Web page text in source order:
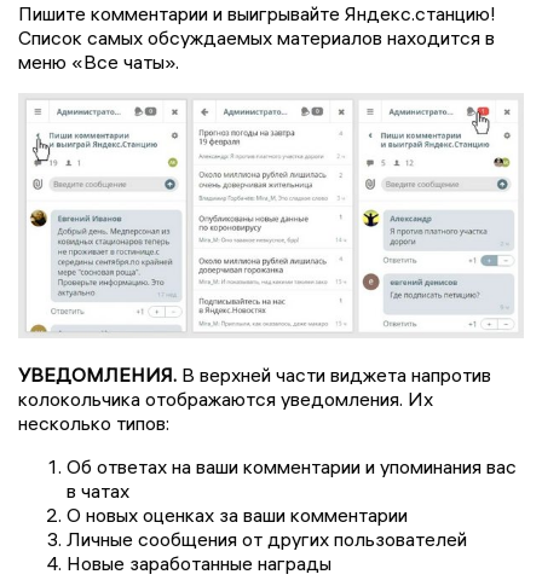
Пишите комментарии и выигрывайте Яндекс.станцию!
Список самых обсуждаемых материалов находится в
меню «Все чаты».
УВЕДОМЛЕНИЯ. В верхней части виджета напротив
колокольчика отображаются уведомления. Их
несколько типов:
Об ответах на ваши комментарии и упоминания вас
в чатах
О новых оценках за ваши комментарии
Личные сообщения от других пользователей
Новые заработанные награды